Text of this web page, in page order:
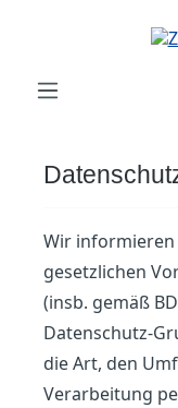
Zum Hauptinhalt
Wir
gesetzlichen
(insb. gemäß
Datenschutz-
die Art, den
Verarbeitung